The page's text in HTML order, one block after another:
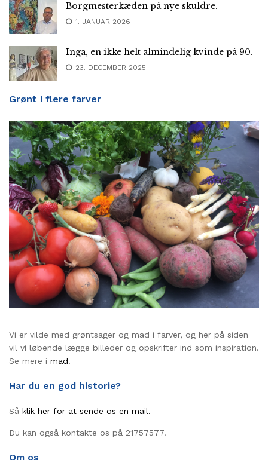
Borgmesterkæden på nye skuldre.
1. JANUAR 2026
Inga, en ikke helt almindelig kvinde på 90.
23. DECEMBER 2025
Grønt i flere farver
Vi er vilde med grøntsager og mad i farver, og her på siden
vil vi løbende lægge billeder og opskrifter ind som inspiration.
Se mere i mad.
Har du en god historie?
Så klik her for at sende os en mail.
Du kan også kontakte os på 21757577.
Om os